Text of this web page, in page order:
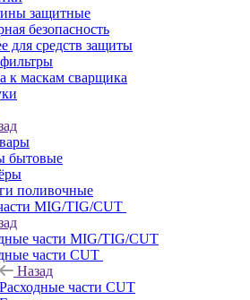
защитные
безопасность
для средств защиты
к маскам сварщика
бытовые
поливочные
MIG/TIG/CUT
части MIG/TIG/CUT
части CUT
Назад
Расходные части CUT